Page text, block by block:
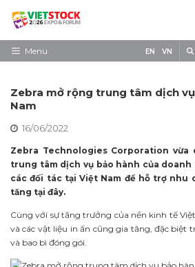
Skip
contentMenu
Về triển lãm
Trưng Bày
Tham Quan
Tin tức
EN VN
Zebra mở rộng trung tâm dịch
Nam
16/06/2022
Zebra Technologies Corporation vừa
trung tâm dịch vụ bảo hành của
các đối tác tại Việt Nam để hỗ trợ nhu
tăng tại đây.
Cùng với sự tăng trưởng của nền kinh tế
và các vật liệu in ấn cũng gia tăng, đặc biệt
và bao bì đóng gói.